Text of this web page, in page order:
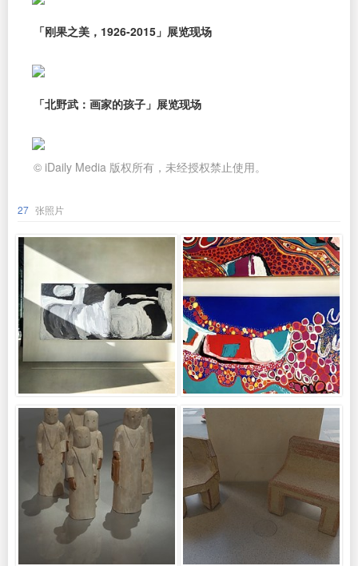
「刚果之美，1926-2015」展览现场
「北野武：画家的孩子」展览现场
© iDaily Media 版权所有，未经授权禁止使用。
27 张照片